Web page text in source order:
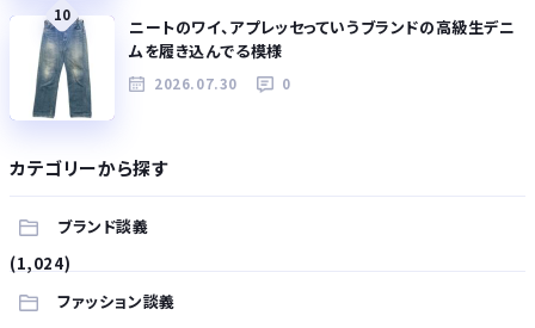
10
ニートのワイ、アプレッセっていうブランドの高級生デニ
ムを履き込んでる模様
2026.07.30 0
カテゴリーから探す
ブランド談義
(1,024)
ファッション談義